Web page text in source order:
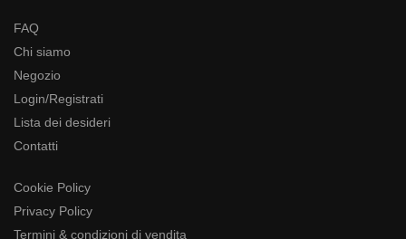
FAQ
Chi siamo
Negozio
Login/Registrati
Lista dei desideri
Contatti
Cookie Policy
Privacy Policy
Termini & condizioni di vendita